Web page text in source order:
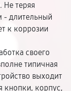
Не теряя
- длительный
к коррозии
своего
типичная
выходит
кнопки, корпус,